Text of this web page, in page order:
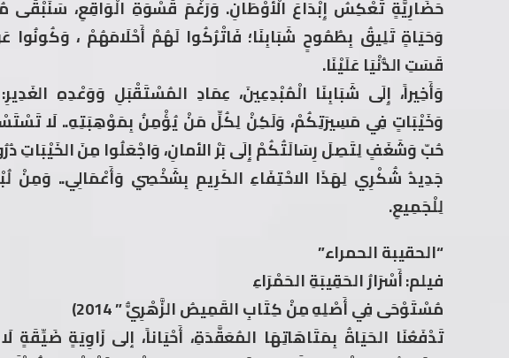
حَضَارِيَّةٍ تَعْكِسُ إِبْدَاعَ الْأَوْطَانِ. وَرَغْمَ قَسْوَةِ الْوَاقِعِ،
وَحَيَاةٍ تَلِيقُ بِطُمُوحٍ شَبَابِنَا؛ فَاتْرُكُوا لَهُمْ أَحْلَامَهُمْ ،
قَسَتِ الدُّنْيَا عَلَيْنَا.
وَأَخِيراً، إِلَى شَبَابِنَا الْمُبْدِعِينَ، عِمَادِ المُسْتَقْبَلِ وَوَعْدِهِ
وَخَيْبَاتٍ فِي مَسِيرَتِكُمْ، وَلَكِنْ لِكُلِّ مَنْ يُؤْمِنُ بِمَوْهِبَتِهِ.. لَا
حُبّ وَشَغَفٍ لِتَصِلَ رِسَالَتُكُمْ إِلَى بَرْ الأمانِ، وَاجْعَلُوا مِنَ الخَيْبَاتِ
جَدِيدُ شُكْرِي لِهَذَا الاحْتِفَاءِ الكَرِيمِ بِشَخْصِي وَأَعْمَالِي.. وَمِنْ
لِلْجَمِيعِ.
“الحقيبة الحمراء”
فيلم: أَسْرَارُ الحَقِيبَةِ الحَمْرَاءِ
مُسْتَوْحَى فِي أَصْلِهِ مِنْ كِتَابِ القَمِيصُ الزَّهْرِيُّ ” 2014)
تَدْفَعُنَا الحَيَاةُ بِمَتَاهَاتِهَا المُعَقَّدَةِ، أَحْيَاناً، إلى زَاوِيَةٍ